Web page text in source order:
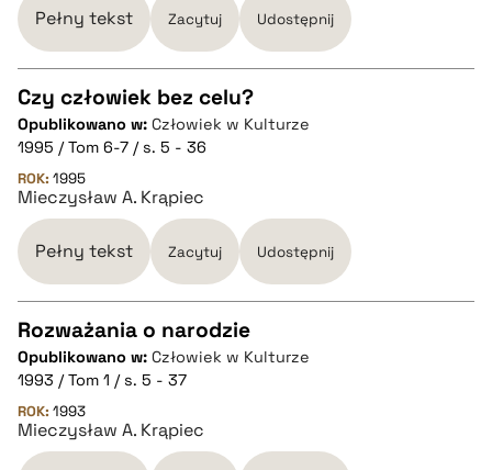
pobierz cytat
Pełny tekst Zacytuj Udostępnij
CZYSTY TEKST
pobierz cytat
pobierz cytat
Czy człowiek bez celu?
Opublikowano w: Człowiek w Kulturze
1995 / Tom 6-7 / s. 5 - 36
ROK: 1995
Mieczysław A. Krąpiec
Pełny tekst Zacytuj Udostępnij
CZYSTY TEKST
pobierz cytat
Rozważania o narodzie
Opublikowano w: Człowiek w Kulturze
1993 / Tom 1 / s. 5 - 37
ROK: 1993
Mieczysław A. Krąpiec